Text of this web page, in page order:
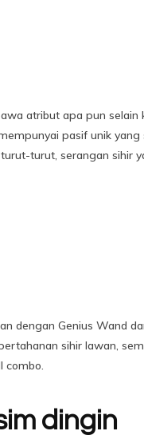
atribut apa pun
pasif unik
turut, serangan sihir
dengan Genius Wand
sihir lawan,
combo.
dingin